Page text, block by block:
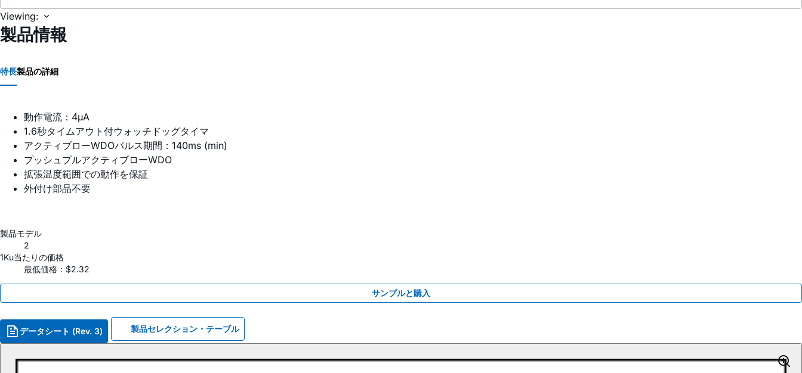
Viewing:
製品情報
特長製品の詳細
動作電流：4µA
1.6秒タイムアウト付ウォッチドッグタイマ
アクティブローWDOパルス期間：140ms (min)
プッシュプルアクティブローWDO
拡張温度範囲での動作を保証
外付け部品不要
製品モデル
2
1Ku当たりの価格
最低価格：$2.32
サンプルと購入
データシート (Rev. 3) 製品セレクション・テーブル